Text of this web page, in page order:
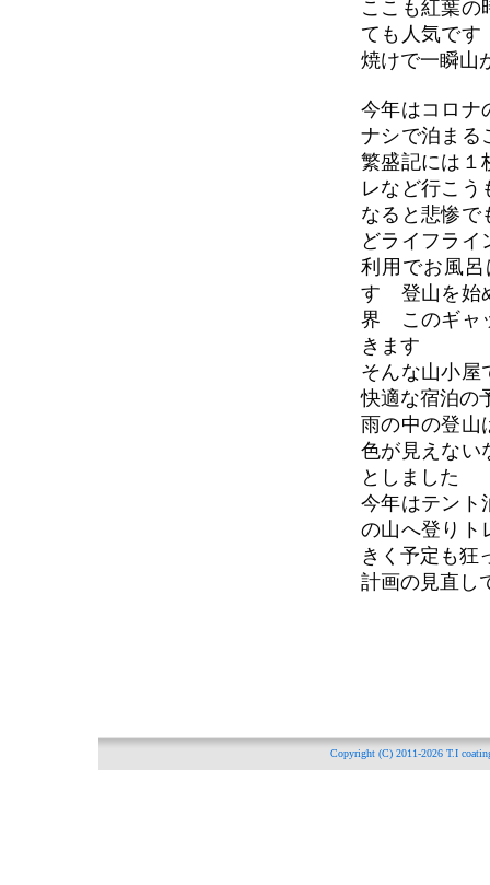
ここも紅葉の
ても人気で
焼けで一瞬山
今年はコロナ
ナシで泊ま
繁盛記には１
レなど行こう
なると悲惨で
どライフライ
利用でお風
す 登山を始
界 このギャ
きます
そんな山小屋
快適な宿泊の
雨の中の登山
色が見えない
としました
今年はテント
の山へ登りト
きく予定も狂
計画の見直し
Copyright (C) 2011-2026 T.I